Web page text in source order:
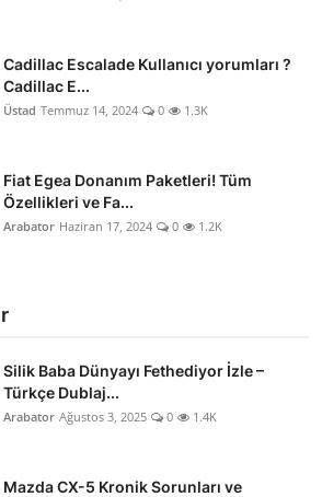
Cadillac Escalade Kullanıcı yorumları ?
Cadillac E...
Üstad Temmuz 14, 2024 0 1.3K
Fiat Egea Donanım Paketleri! Tüm
Özellikleri ve Fa...
Arabator Haziran 17, 2024 0 1.2K
Silik Baba Dünyayı Fethediyor İzle –
Türkçe Dublaj...
Arabator Ağustos 3, 2025 0 1.4K
Mazda CX-5 Kronik Sorunları ve